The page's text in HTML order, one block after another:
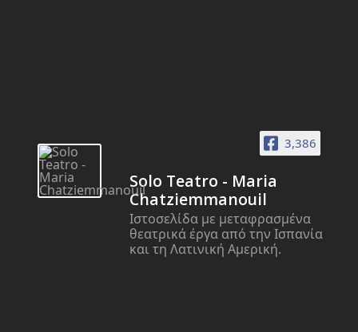
3,386
Solo Teatro - Maria
Chatziemmanouil
Ιστοσελίδα με μεταφρασμένα
θεατρικά έργα από την Ισπανία
και τη Λατινική Αμερική.